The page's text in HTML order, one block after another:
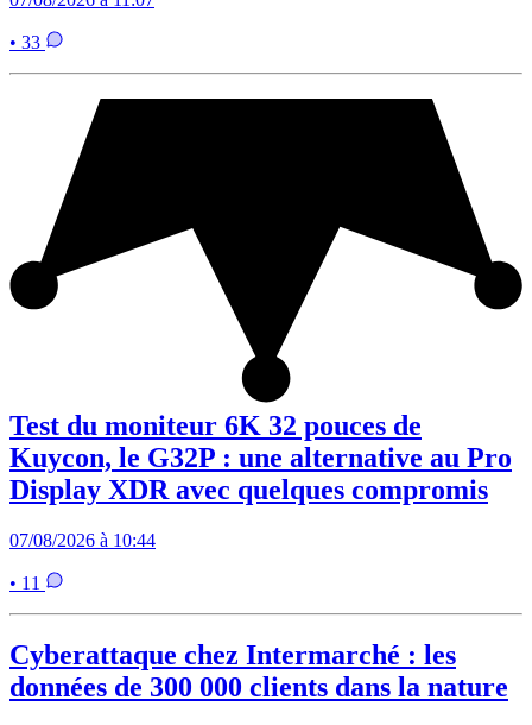
• 33
Test du moniteur 6K 32 pouces de
Kuycon, le G32P : une alternative au Pro
Display XDR avec quelques compromis
07/08/2026 à 10:44
• 11
Cyberattaque chez Intermarché : les
données de 300 000 clients dans la nature